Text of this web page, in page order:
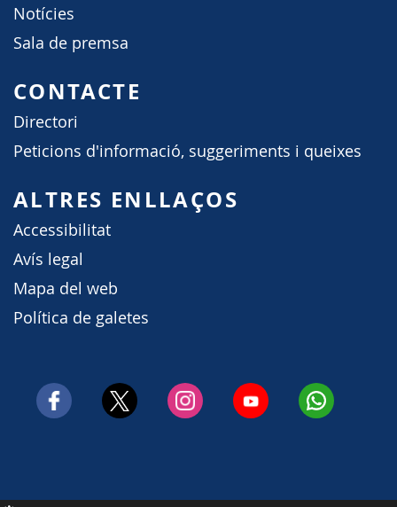
Notícies
Sala de premsa
CONTACTE
Directori
Peticions d'informació, suggeriments i queixes
ALTRES ENLLAÇOS
Accessibilitat
Avís legal
Mapa del web
Política de galetes